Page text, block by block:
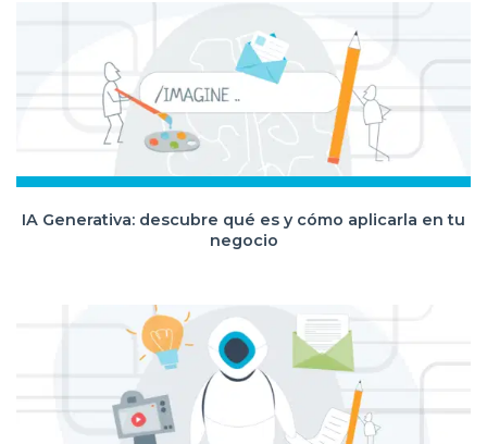
IA Generativa: descubre qué es y cómo aplicarla en tu
negocio